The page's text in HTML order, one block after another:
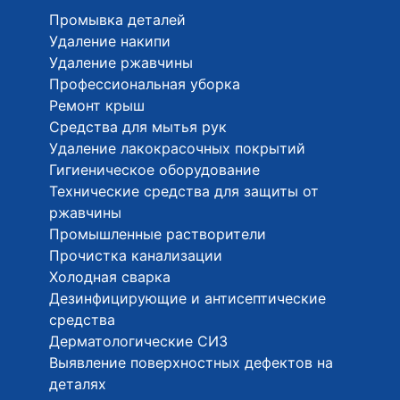
Промывка деталей
Удаление накипи
Удаление ржавчины
Профессиональная уборка
Ремонт крыш
Средства для мытья рук
Удаление лакокрасочных покрытий
Гигиеническое оборудование
Технические средства для защиты от
ржавчины
Промышленные растворители
Прочистка канализации
Холодная сварка
Дезинфицирующие и антисептические
средства
Дерматологические СИЗ
Выявление поверхностных дефектов на
деталях